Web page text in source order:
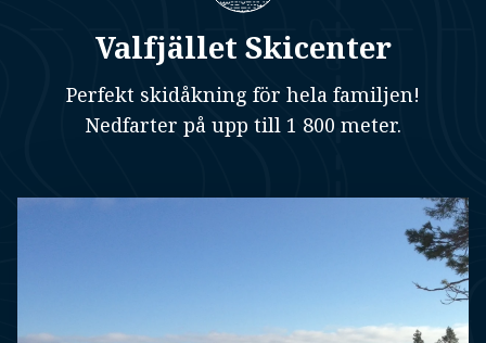
Valfjället Skicenter
Perfekt skidåkning för hela familjen!
Nedfarter på upp till 1 800 meter.